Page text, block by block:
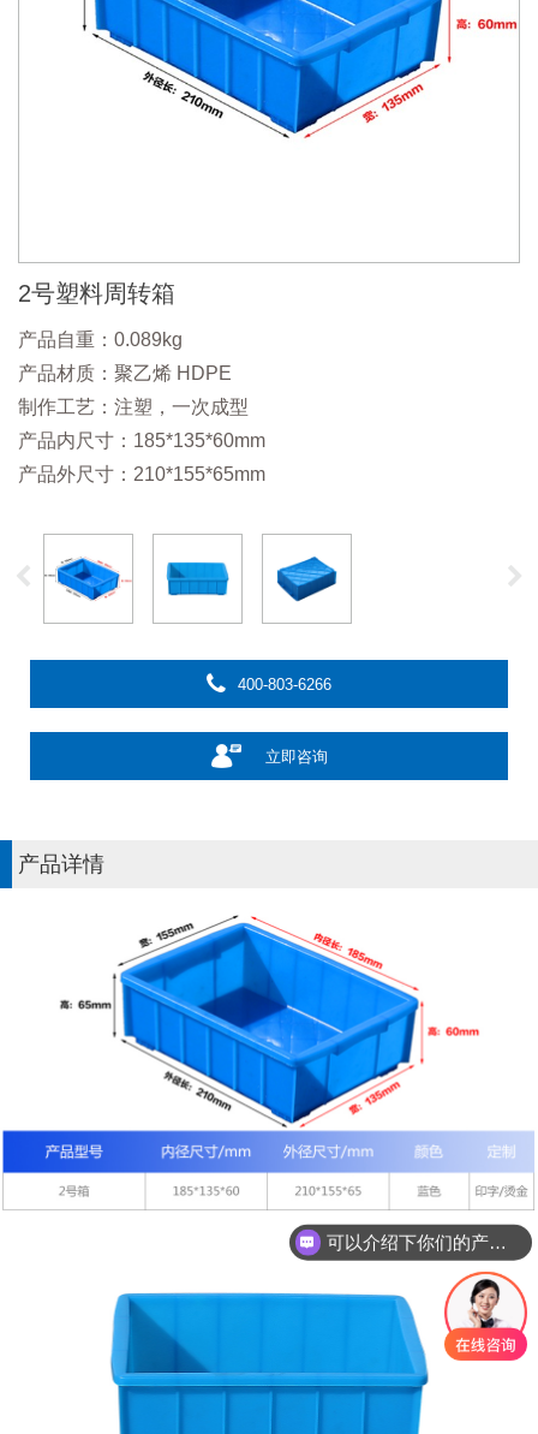
2号塑料周转箱
产品自重：0.089kg
产品材质：聚乙烯 HDPE
制作工艺：注塑，一次成型
产品内尺寸：185*135*60mm
产品外尺寸：210*155*65mm
400-803-6266
立即咨询
产品详情
可以介绍下你们的产品么？